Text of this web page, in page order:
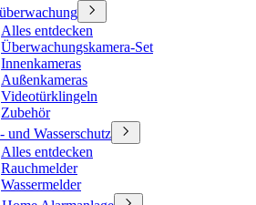
Alles entdecken
Überwachungskamera-Set
Innenkameras
Außenkameras
Videotürklingeln
Zubehör
und Wasserschutz
Alles entdecken
Rauchmelder
Wassermelder